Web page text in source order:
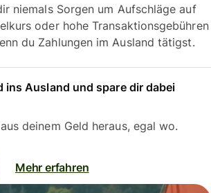
niemals Sorgen um Aufschläge auf
oder hohe Transaktionsgebühren
du Zahlungen im Ausland tätigst.
ins Ausland und spare dir dabei
deinem Geld heraus, egal wo.
Mehr erfahren